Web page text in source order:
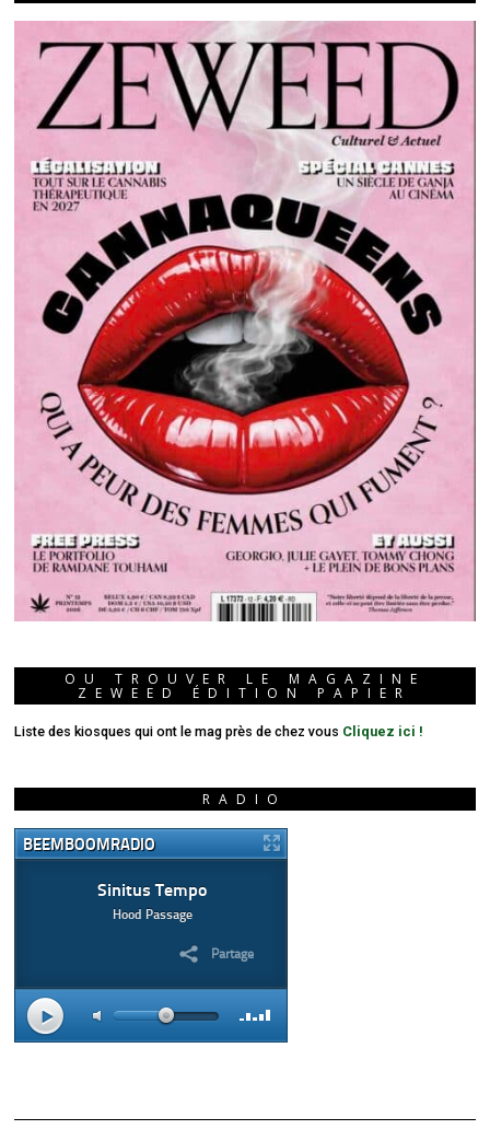
OU TROUVER LE MAGAZINE
ZEWEED ÉDITION PAPIER
Liste des kiosques qui ont le mag près de chez vous Cliquez ici !
RADIO